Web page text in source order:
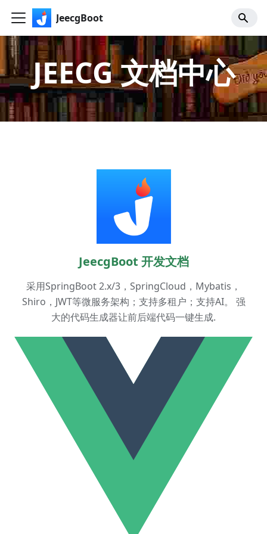
JeecgBoot
JEECG 文档中心
JeecgBoot 开发文档
采用SpringBoot 2.x/3，SpringCloud，Mybatis，
Shiro，JWT等微服务架构；支持多租户；支持AI。 强
大的代码生成器让前后端代码一键生成.